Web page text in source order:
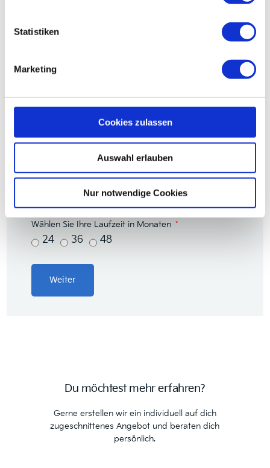
Statistiken
Marketing
Cookies zulassen
Auswahl erlauben
Nur notwendige Cookies
Für welches Fahrzeug interessieren Sie sich?
Wählen Sie die gewünschte Laufleistung
5.000 km 10.000 km
15.000 km
20.000 km
Wählen Sie Ihre Laufzeit in Monaten
24 36 48
Weiter
Du möchtest mehr erfahren?
Gerne erstellen wir ein individuell auf dich
zugeschnittenes Angebot und beraten dich
persönlich.